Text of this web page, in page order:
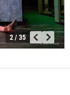
2 / 35